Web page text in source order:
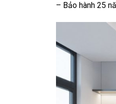
– Bảo hành 25